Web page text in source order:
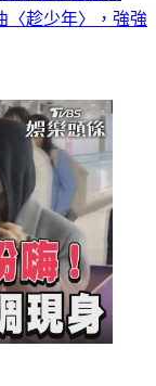
前公布首波單
趁少年〉，強強